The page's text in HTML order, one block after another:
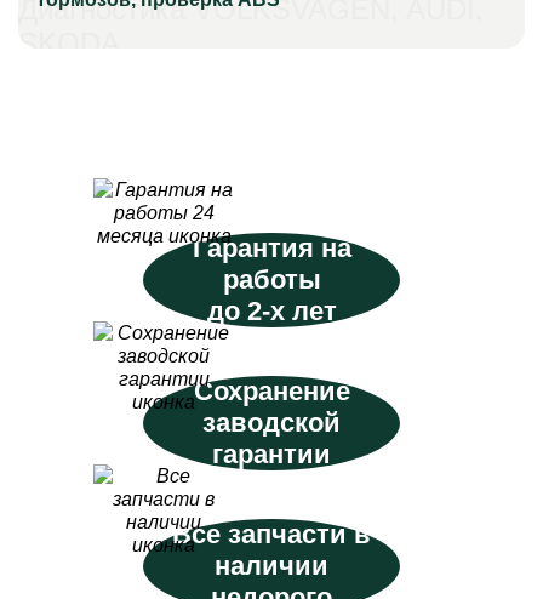
Диагностика VOLKSVAGEN, AUDI,
Гарантия на
работы
до 2-х лет
Сохранение
заводской
гарантии
Все запчасти в
наличии